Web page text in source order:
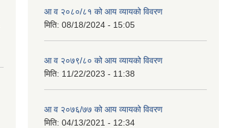
आ व २०८०/८१ को आय व्यायको विवरण
मिति: 08/18/2024 - 15:05
आ व २०७९/८० को आय व्यायको विवरण
मिति: 11/22/2023 - 11:38
आ व २०७६/७७ को आय व्यायको विवरण
मिति: 04/13/2021 - 12:34